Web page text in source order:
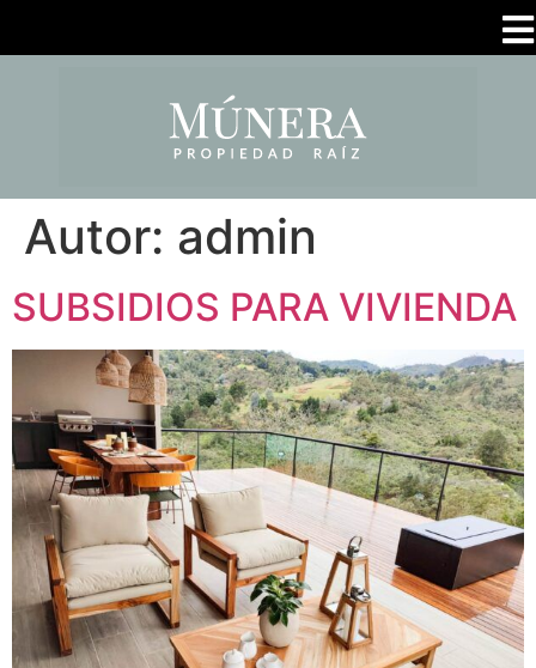
Autor: admin
SUBSIDIOS PARA VIVIENDA